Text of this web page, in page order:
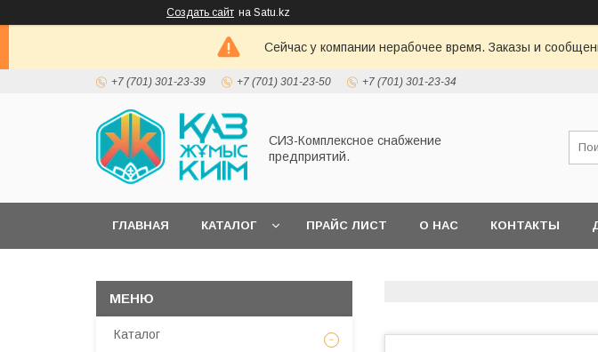
Создать сайт на Satu.kz
Сейчас у компании нерабочее время. Заказы и
+7 (701) 301-23-39 +7 (701) 301-23-50 +7 (701) 301-23-34
СИЗ-Комплексное снабжение
предприятий.
ГЛАВНАЯ КАТАЛОГ ПРАЙС ЛИСТ О НАС КОНТАКТЫ
Каталог